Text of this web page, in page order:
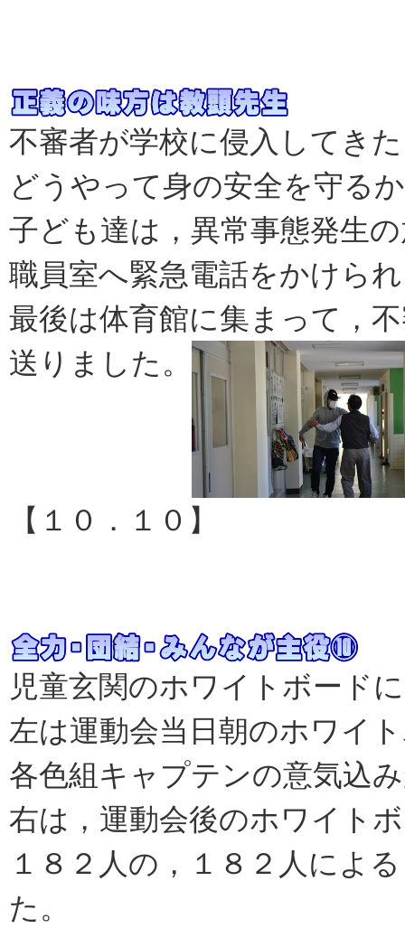
不審者が学校に侵入してき
どうやって身の安全を守る
子ども達は，異常事態発生
職員室へ緊急電話をかけら
最後は体育館に集まって，
送りました。
【１０．１０】
児童玄関のホワイトボード
左は運動会当日朝のホワイ
各色組キャプテンの意気込
右は，運動会後のホワイト
１８２人の，１８２人によ
た。